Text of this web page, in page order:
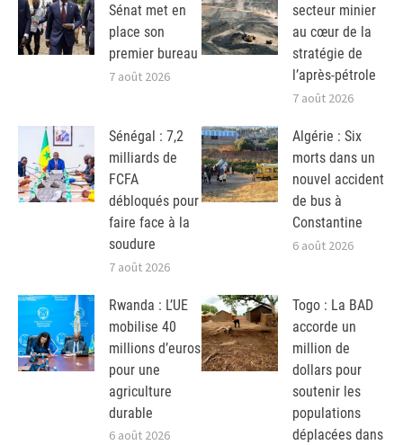
Sénat met en
place son
premier bureau
7 août 2026
secteur minier
au cœur de la
stratégie de
l’après-pétrole
7 août 2026
Sénégal : 7,2
milliards de
FCFA
débloqués pour
faire face à la
soudure
7 août 2026
Algérie : Six
morts dans un
nouvel accident
de bus à
Constantine
6 août 2026
Rwanda : L’UE
mobilise 40
millions d’euros
pour une
agriculture
durable
6 août 2026
Togo : La BAD
accorde un
million de
dollars pour
soutenir les
populations
déplacées dans